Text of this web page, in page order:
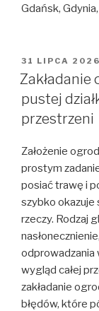
Gdańsk,
W
31 LIPCA 2026
pustej
przestrzeni
Założenie
prostym
posiać trawę i
szybko okazuje
rzeczy. Rodzaj
odprowadzania
wygląd całej
zakładanie
błędów, które